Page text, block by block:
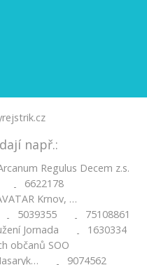
např.:
Regulus Decem z.s.
-
6622178
Krnov, …
- 5039355 -
75108861
Jornada -
1630334
občanů SOO
9074562